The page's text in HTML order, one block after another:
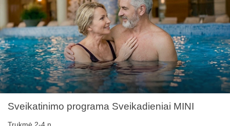
Sveikatinimo programa Sveikadieniai MINI